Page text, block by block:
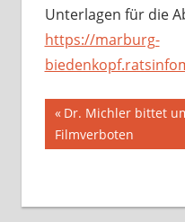
Unterlagen für die
https://marburg-
Vorheriger
Beitrag:
Dr. Michler bittet
Filmverboten